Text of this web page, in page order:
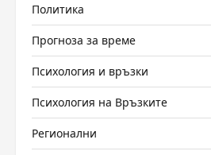
Политика
Прогноза за време
Психология и връзки
Психология на Връзките
Регионални